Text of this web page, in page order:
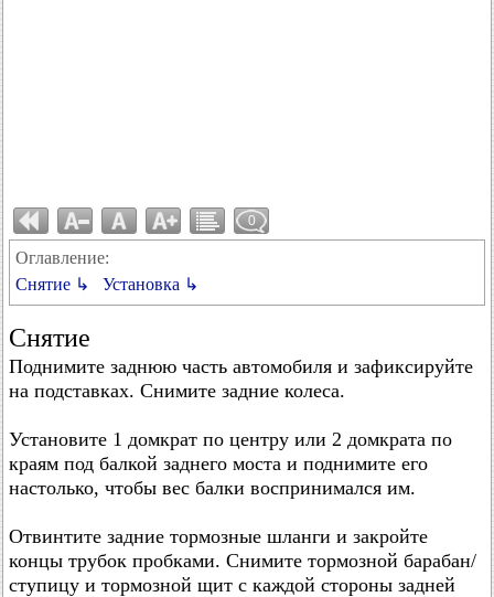
0
Оглавление:
Снятие ↳
Установка ↳
Снятие
Поднимите заднюю часть автомобиля и зафиксируйте
на подставках. Снимите задние колеса.
Установите 1 домкрат по центру или 2 домкрата по
краям под балкой заднего моста и поднимите его
настолько, чтобы вес балки воспринимался им.
Отвинтите задние тормозные шланги и закройте
концы трубок пробками. Снимите тормозной барабан/
ступицу и тормозной щит с каждой стороны задней